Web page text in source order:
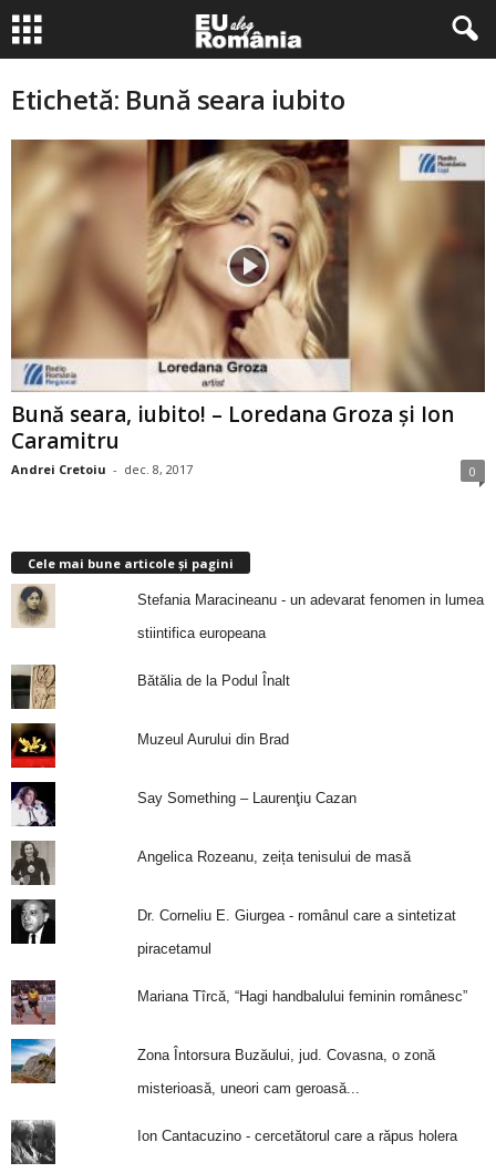
Etichetă: Bună seara iubito
Bună seara, iubito! – Loredana Groza şi Ion
Caramitru
Andrei Cretoiu - dec. 8, 2017 0
Cele mai bune articole și pagini
Stefania Maracineanu - un adevarat fenomen in lumea
stiintifica europeana
Bătălia de la Podul Înalt
Muzeul Aurului din Brad
Say Something – Laurenţiu Cazan
Angelica Rozeanu, zeița tenisului de masă
Dr. Corneliu E. Giurgea - românul care a sintetizat
piracetamul
Mariana Tîrcă, “Hagi handbalului feminin românesc”
Zona Întorsura Buzăului, jud. Covasna, o zonă
misterioasă, uneori cam geroasă...
Ion Cantacuzino - cercetătorul care a răpus holera